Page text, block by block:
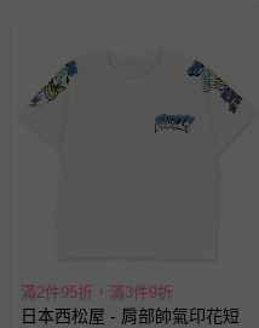
滿2件95折，滿3件9折
日本西松屋 - 肩部帥氣印花短